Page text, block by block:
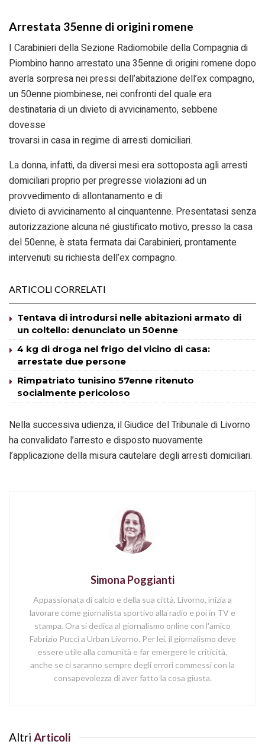
Arrestata 35enne di origini romene
I Carabinieri della Sezione Radiomobile della Compagnia di
Piombino hanno arrestato una 35enne di origini romene dopo
averla sorpresa nei pressi dell’abitazione dell’ex compagno,
un 50enne piombinese, nei confronti del quale era
destinataria di un divieto di avvicinamento, sebbene
dovesse
trovarsi in casa in regime di arresti domiciliari.
La donna, infatti, da diversi mesi era sottoposta agli arresti
domiciliari proprio per pregresse violazioni ad un
provvedimento di allontanamento e di
divieto di avvicinamento al cinquantenne. Presentatasi senza
autorizzazione alcuna né giustificato motivo, presso la casa
del 50enne, è stata fermata dai Carabinieri, prontamente
intervenuti su richiesta dell’ex compagno.
ARTICOLI CORRELATI
Tentava di introdursi nelle abitazioni armato di
un coltello: denunciato un 50enne
4 kg di droga nel frigo del vicino di casa:
arrestate due persone
Rimpatriato tunisino 57enne ritenuto
socialmente pericoloso
Nella successiva udienza, il Giudice del Tribunale di Livorno
ha convalidato l’arresto e disposto nuovamente
l’applicazione della misura cautelare degli arresti domiciliari.
Simona Poggianti
Appassionata di calcio e della sua città, Livorno, inizia a
lavorare come giornalista sportivo alla radio e poi in TV e
stampa. Ora si dedica al giornalismo online con l'amico
Fabrizio Pucci a Urban Livorno. Per lei, il giornalismo deve
essere utile alla comunità e far emergere le criticità,
anche se ci saranno sempre degli errori commessi con la
consapevolezza di aver fatto la cosa giusta.
Altri Articoli